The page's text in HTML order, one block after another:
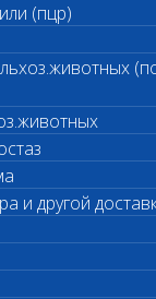
(пцр)
и другой